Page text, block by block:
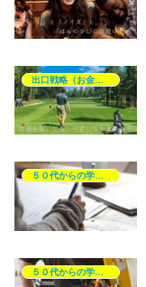
５０代からの学び直し（資格・本）